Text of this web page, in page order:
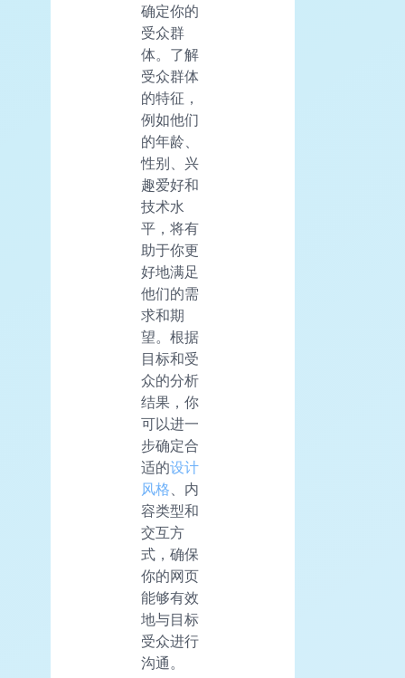
确定你的
受众群
体。了解
受众群体
的特征，
例如他们
的年龄、
性别、兴
趣爱好和
技术水
平，将有
助于你更
好地满足
他们的需
求和期
望。根据
目标和受
众的分析
结果，你
可以进一
步确定合
适的设计
风格 、内
容类型和
交互方
式，确保
你的网页
能够有效
地与目标
受众进行
沟通。